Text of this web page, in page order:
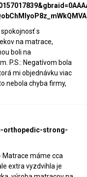
s
na matrace,
boli na
P.S.: Negatívom bola
mi objednávku viac
nebola chyba firmy,
orthopedic-strong-
Matrace máme cca
extra vyzdvihla je